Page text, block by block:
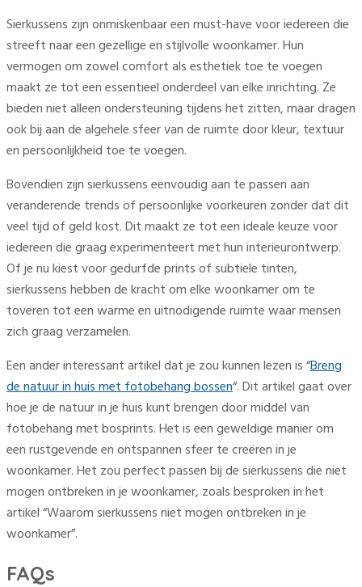
Sierkussens zijn onmiskenbaar een must-have voor iedereen die
streeft naar een gezellige en stijlvolle woonkamer. Hun
vermogen om zowel comfort als esthetiek toe te voegen
maakt ze tot een essentieel onderdeel van elke inrichting. Ze
bieden niet alleen ondersteuning tijdens het zitten, maar dragen
ook bij aan de algehele sfeer van de ruimte door kleur, textuur
en persoonlijkheid toe te voegen.
Bovendien zijn sierkussens eenvoudig aan te passen aan
veranderende trends of persoonlijke voorkeuren zonder dat dit
veel tijd of geld kost. Dit maakt ze tot een ideale keuze voor
iedereen die graag experimenteert met hun interieurontwerp.
Of je nu kiest voor gedurfde prints of subtiele tinten,
sierkussens hebben de kracht om elke woonkamer om te
toveren tot een warme en uitnodigende ruimte waar mensen
zich graag verzamelen.
Een ander interessant artikel dat je zou kunnen lezen is “Breng
de natuur in huis met fotobehang bossen“. Dit artikel gaat over
hoe je de natuur in je huis kunt brengen door middel van
fotobehang met bosprints. Het is een geweldige manier om
een rustgevende en ontspannen sfeer te creëren in je
woonkamer. Het zou perfect passen bij de sierkussens die niet
mogen ontbreken in je woonkamer, zoals besproken in het
artikel “Waarom sierkussens niet mogen ontbreken in je
woonkamer”.
FAQs